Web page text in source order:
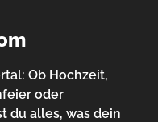
Ob Hochzeit,
oder
du alles, was dein